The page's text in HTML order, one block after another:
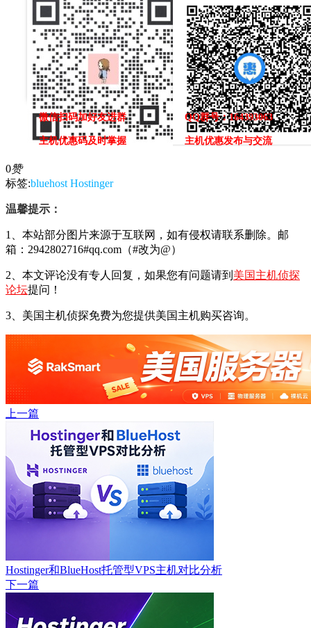
微信扫码加好友进群
主机优惠码及时掌握
QQ群号：164393063
主机优惠发布与交流
0赞
标签:bluehost Hostinger
温馨提示：
1、本站部分图片来源于互联网，如有侵权请联系删除。邮
箱：2942802716#qq.com（#改为@）
2、本文评论没有专人回复，如果您有问题请到 美国主机侦探
论坛提问！
3、美国主机侦探免费为您提供美国主机购买咨询。
上一篇
Hostinger和BlueHost托管型VPS主机对比分析
下一篇